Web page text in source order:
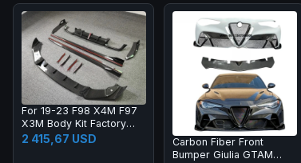
Sales
For 19-23 F98 X4M F97
X3M Body Kit Factory
Direct Selling Carbon
Fiber AE Style Front
2 415,67 USD
Carbon Fiber Front
Bumper Giulia GTAM